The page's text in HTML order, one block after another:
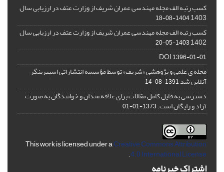
کسب رتبه الف مجله مهندسی عمران شریف از وزارت عتف در ارزیابی سال
1403
1404-08-18
کسب رتبه الف مجله مهندسی عمران شریف از وزارت عتف در ارزیابی سال
1402
1403-05-20
DOI1396-01-01
مجله ی علمی و پژوهشی «شریف» توسط مؤسسه انتشاراتی اسپیرینگر
آنلاین شد1391-08-14
دسترسی به فایل کامل مقالات برای علاقه مندان و خوانندگان به صورت
آزاد و رایگان است.1373-01-01
This work is licensed under aCreative Commons Attribution
4.0 International License
.